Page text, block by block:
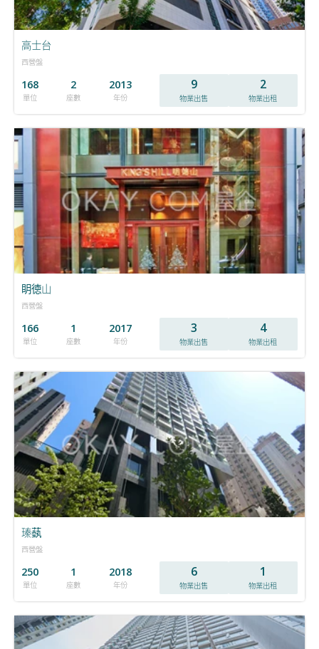
高士台
西營盤
168
單位
2
座數
2013
年份
9
物業出售
2
物業出租
眀徳山
西營盤
166
單位
1
座數
2017
年份
3
物業出售
4
物業出租
瑧蓺
西營盤
250
單位
1
座數
2018
年份
6
物業出售
1
物業出租